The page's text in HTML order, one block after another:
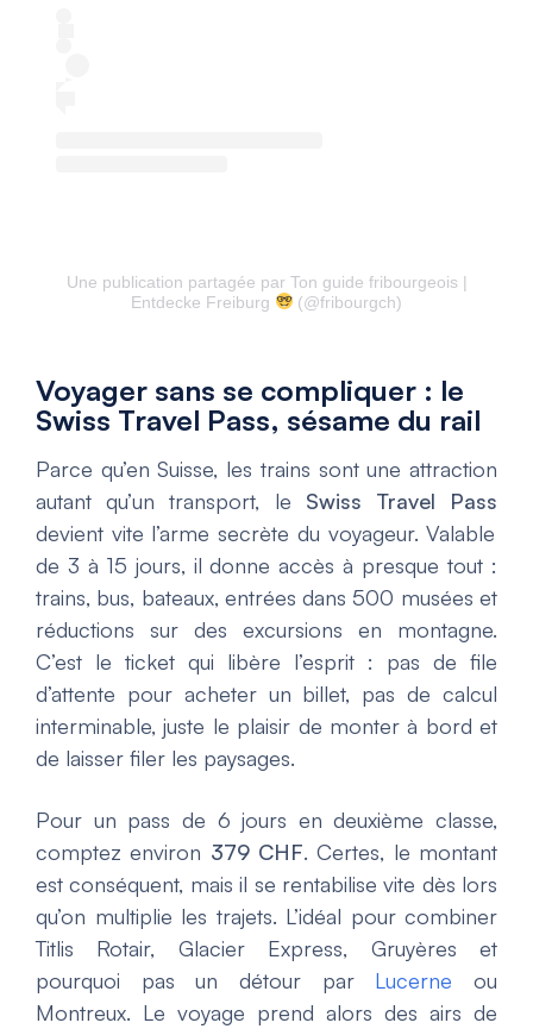
Une publication partagée par Ton guide fribourgeois |
Entdecke Freiburg
(@fribourgch)
Voyager sans se compliquer : le
Swiss Travel Pass, sésame du rail
Parce qu’en Suisse, les trains sont une attraction
autant qu’un transport, le Swiss Travel Pass
devient vite l’arme secrète du voyageur. Valable
de 3 à 15 jours, il donne accès à presque tout :
trains, bus, bateaux, entrées dans 500 musées et
réductions sur des excursions en montagne.
C’est le ticket qui libère l’esprit : pas de file
d’attente pour acheter un billet, pas de calcul
interminable, juste le plaisir de monter à bord et
de laisser filer les paysages.
Pour un pass de 6 jours en deuxième classe,
comptez environ 379 CHF. Certes, le montant
est conséquent, mais il se rentabilise vite dès lors
qu’on multiplie les trajets. L’idéal pour combiner
Titlis Rotair, Glacier Express, Gruyères et
pourquoi pas un détour parLucerne ou
Montreux. Le voyage prend alors des airs de